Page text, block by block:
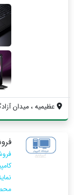
عظیمیه ، ميدان